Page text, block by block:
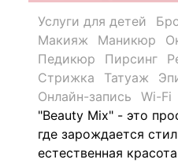
Услуги для детей
Макияж
Маникюр
Педикюр
Пирсинг
Стрижка
Татуаж
Онлайн-запись
Wi-Fi
"Beauty Mix" - это
где зарождается
естественная